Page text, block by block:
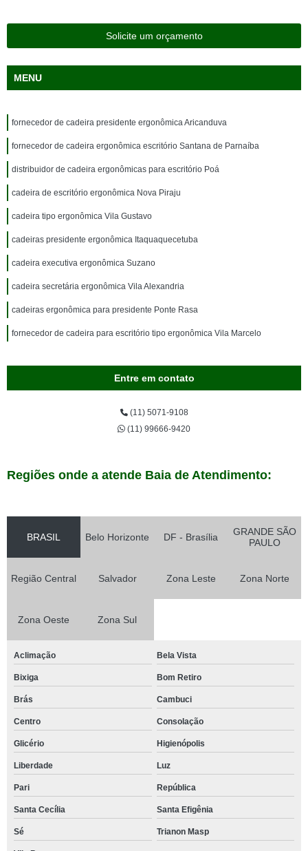
Solicite um orçamento
MENU
fornecedor de cadeira presidente ergonômica Aricanduva
fornecedor de cadeira ergonômica escritório Santana de Parnaíba
distribuidor de cadeira ergonômicas para escritório Poá
cadeira de escritório ergonômica Nova Piraju
cadeira tipo ergonômica Vila Gustavo
cadeiras presidente ergonômica Itaquaquecetuba
cadeira executiva ergonômica Suzano
cadeira secretária ergonômica Vila Alexandria
cadeiras ergonômica para presidente Ponte Rasa
fornecedor de cadeira para escritório tipo ergonômica Vila Marcelo
Entre em contato
(11) 5071-9108
(11) 99666-9420
Regiões onde a atende Baia de Atendimento:
BRASIL Belo Horizonte DF - Brasília
GRANDE SÃO
PAULO
Região Central Salvador Zona Leste Zona Norte
Zona Oeste Zona Sul
Aclimação Bela Vista
Bixiga Bom Retiro
Brás Cambuci
Centro Consolação
Glicério Higienópolis
Liberdade Luz
Pari República
Santa Cecília Santa Efigênia
Sé Trianon Masp